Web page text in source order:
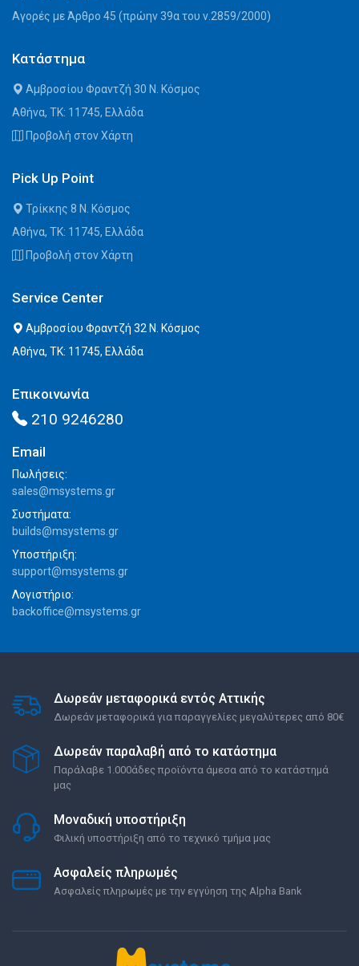
Αγορές με Άρθρο 45 (πρώην 39α του ν.2859/2000)
Κατάστημα
Αμβροσίου Φραντζή 30 Ν. Κόσμος
Αθήνα, ΤΚ: 11745, Ελλάδα
Προβολή στον Χάρτη
Pick Up Point
Τρίκκης 8 Ν. Κόσμος
Αθήνα, ΤΚ: 11745, Ελλάδα
Προβολή στον Χάρτη
Service Center
Αμβροσίου Φραντζή 32 Ν. Κόσμος
Αθήνα, ΤΚ: 11745, Ελλάδα
Επικοινωνία
210 9246280
Email
Πωλήσεις:
sales@msystems.gr
Συστήματα:
builds@msystems.gr
Υποστήριξη:
support@msystems.gr
Λογιστήριο:
backoffice@msystems.gr
Δωρεάν μεταφορικά εντός Αττικής
Δωρεάν μεταφορικά για παραγγελίες μεγαλύτερες από 80€
Δωρεάν παραλαβή από το κατάστημα
Παράλαβε 1.000άδες προϊόντα άμεσα από το κατάστημά
μας
Μοναδική υποστήριξη
Φιλική υποστήριξη από το τεχνικό τμήμα μας
Ασφαλείς πληρωμές
Ασφαλείς πληρωμές με την εγγύηση της Alpha Bank